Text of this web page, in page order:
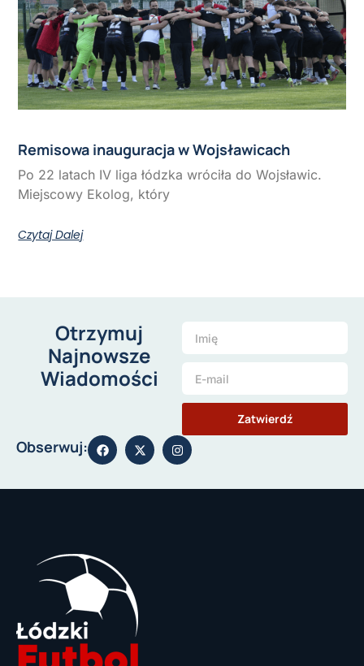
Remisowa inauguracja w Wojsławicach
Po 22 latach IV liga łódzka wróciła do Wojsławic.
Miejscowy Ekolog, który
Czytaj Dalej
Otrzymuj
Najnowsze
Wiadomości
Zatwierdź
Obserwuj: